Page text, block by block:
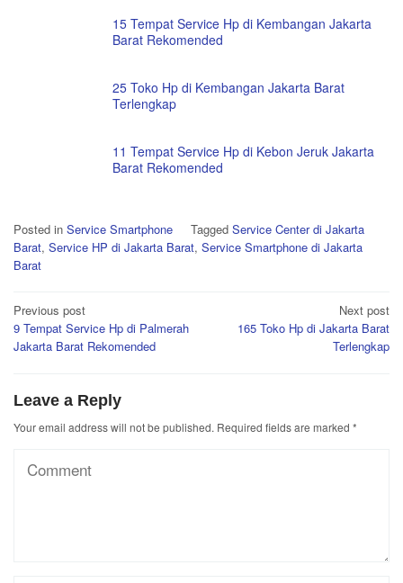
15 Tempat Service Hp di Kembangan Jakarta
Barat Rekomended
25 Toko Hp di Kembangan Jakarta Barat
Terlengkap
11 Tempat Service Hp di Kebon Jeruk Jakarta
Barat Rekomended
Posted in Service Smartphone Tagged Service Center di Jakarta
Barat, Service HP di Jakarta Barat, Service Smartphone di Jakarta
Barat
Post
navigation
Previous post
9 Tempat Service Hp di Palmerah
Jakarta Barat Rekomended
Next post
165 Toko Hp di Jakarta Barat
Terlengkap
Leave a Reply
Your email address will not be published. Required fields are marked *